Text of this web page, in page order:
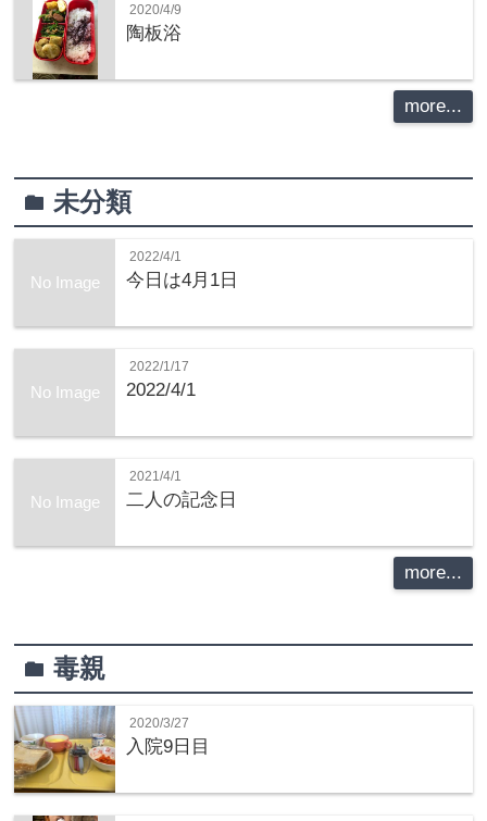
2020/4/9
陶板浴
more...
folder未分類
No Image
2022/4/1
今日は4月1日
No Image
2022/1/17
2022/4/1
No Image
2021/4/1
二人の記念日
more...
folder毒親
2020/3/27
入院9日目